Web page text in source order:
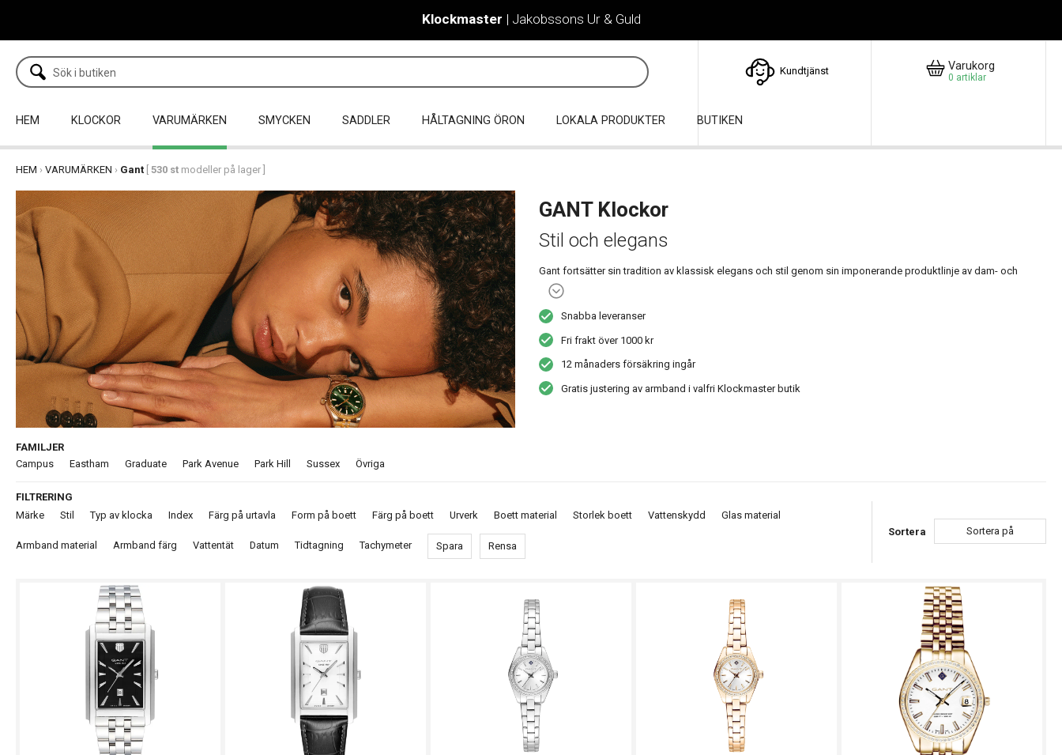
Klockmaster | Jakobssons Ur & Guld
Kundtjänst Varukorg
0 artiklar
HEM KLOCKOR VARUMÄRKEN SMYCKEN SADDLER HÅLTAGNING ÖRON LOKALA PRODUKTER BUTIKEN
HEM › VARUMÄRKEN › Gant 530 st modeller på lager ]
GANT Klockor
Stil och elegans
Gant fortsätter sin tradition av klassisk elegans och stil genom sin imponerande produktlinje av dam- och
herrklockor. Klockor tillverkade av de finaste kvalitetsmaterialen och genom genuint hantverkskunnande. Gant
herrklockor finns i en mängd olika klassiska former och stilar som ofta kombinerar läder- och rostfria
stålarmband. Klockorna kännetecknas av subtila men ofta kontrasterande färger. Gant damklockor har samma
färger och material men är mindre och har mer feminina former och stilar. Gantklockor tillverkas med en mängd
olika urverk och funktioner såsom dykarring, flera urtavlor, dag-/datumfunktioner och kronograffunktioner.
Snabba leveranser
Fri frakt över 1000 kr
12 månaders försäkring ingår
Gratis justering av armband i valfri Klockmaster butik
FAMILJER
Campus
Eastham Graduate Park Avenue Park Hill Sussex Övriga
FILTRERING
Märke
Stil Typ av klocka Index Färg på urtavla Form på boett Färg på boett Urverk Boett material Storlek boett Vattenskydd Glas material
Armband material Armband färg Vattentät Datum Tidtagning Tachymeter Spara Rensa
Sortera Sortera på